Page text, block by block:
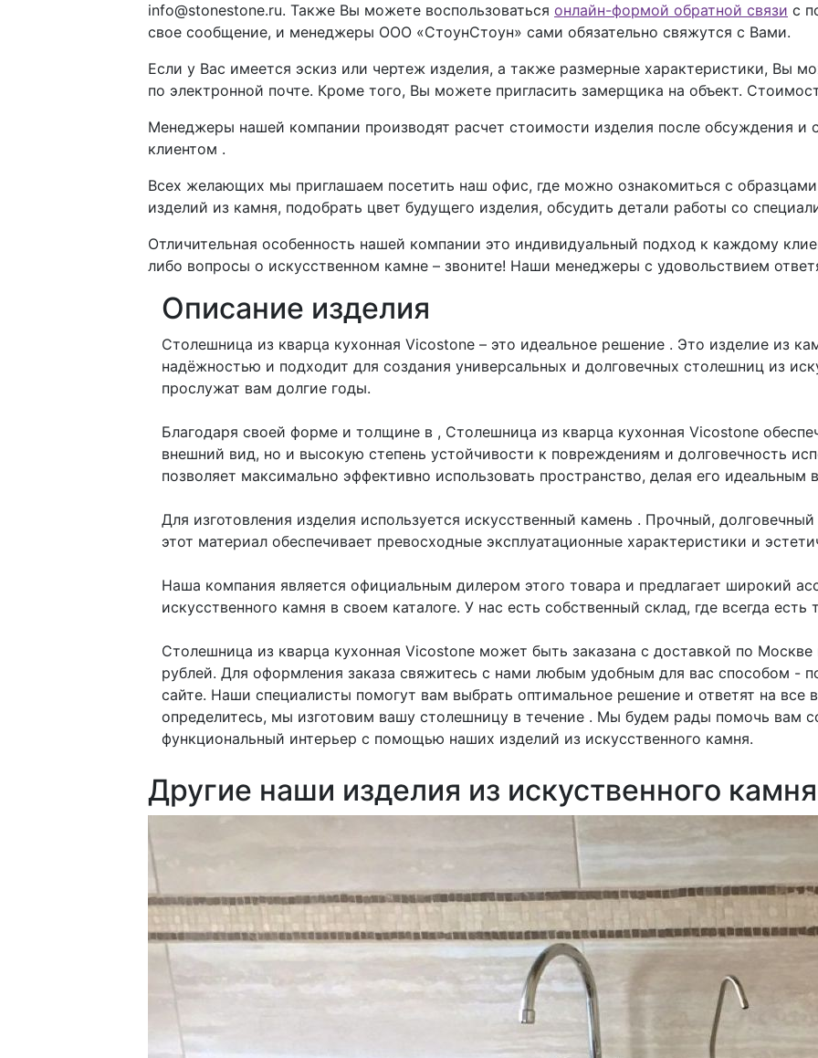
info@stonestone.ru. Также Вы можете воспользоваться онлайн-формой обратной связи с
свое сообщение, и менеджеры ООО «СтоунСтоун» сами обязательно свяжутся с Вами.
Если у Вас имеется эскиз или чертеж изделия, а также размерные характеристики, Вы
по электронной почте. Кроме того, Вы можете пригласить замерщика на объект.
Менеджеры нашей компании производят расчет стоимости изделия после обсуждения и
клиентом .
Всех желающих мы приглашаем посетить наш офис, где можно ознакомиться с
изделий из камня, подобрать цвет будущего изделия, обсудить детали работы со
Отличительная особенность нашей компании это индивидуальный подход к каждому
либо вопросы о искусственном камне – звоните! Наши менеджеры с удовольствием
Описание изделия
Столешница из кварца кухонная Vicostone – это идеальное решение . Это изделие из
надёжностью и подходит для создания универсальных и долговечных столешниц из
прослужат вам долгие годы.
Благодаря своей форме и толщине в , Столешница из кварца кухонная Vicostone
внешний вид, но и высокую степень устойчивости к повреждениям и долговечность
позволяет максимально эффективно использовать пространство, делая его
Для изготовления изделия используется искусственный камень . Прочный, долговечный
этот материал обеспечивает превосходные эксплуатационные характеристики и
Наша компания является официальным дилером этого товара и предлагает широкий
искусственного камня в своем каталоге. У нас есть собственный склад, где всегда есть
Столешница из кварца кухонная Vicostone может быть заказана с доставкой по
рублей. Для оформления заказа свяжитесь с нами любым удобным для вас способом -
сайте. Наши специалисты помогут вам выбрать оптимальное решение и ответят на все
определитесь, мы изготовим вашу столешницу в течение . Мы будем рады помочь вам
функциональный интерьер с помощью наших изделий из искусственного камня.
Другие наши изделия из искуственного камня